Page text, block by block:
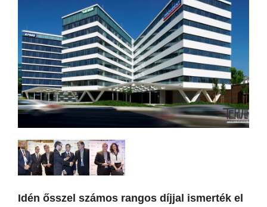
Idén ősszel számos rangos díjjal ismerték el